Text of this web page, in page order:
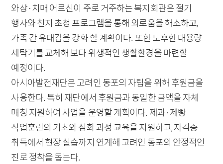
와상·치매 어르신이 주로 거주하는 복지회관은 절기
행사와 친지 초청 프로그램을 통해 외로움을 해소하고,
가족 간 유대감을 강화 할 계획이다. 또한 노후한 대용량
세탁기를 교체해 보다 위생적인 생활환경을 마련할
예정이다.
아시아발전재단은 고려인 동포의 자립을 위해 후원금을
사용한다. 특히 재단에서 후원금과 동일한 금액을 자체
매칭 지원하여 사업을 운영할 계획이다. 제과·제빵
직업훈련의 기초와 심화 과정 교육을 지원하고, 자격증
취득에서 현장 실습까지 연계해 고려인 동포의 안정적인
진로 정착을 돕는다.